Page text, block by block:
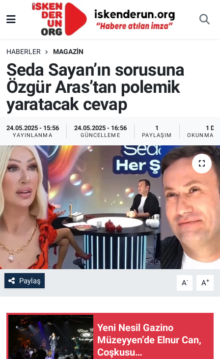
HABERLER MAGAZIN
Seda Sayan’ın sorusuna
Özgür Aras’tan polemik
yaratacak cevap
24.05.2025 - 15:56
YAYINLANMA
24.05.2025 - 16:56
GÜNCELLEME
1
PAYLAŞIM
1 DK
OKUNMA
Paylaş A- A+
Yeni Nesil Gazino
Müzeyyen’de Elnur Can,
Coşkusu…